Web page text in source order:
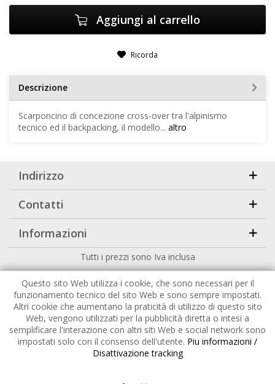
Aggiungi al carrello
Ricorda
Descrizione
Scarponcino di concezione cross-over tra l'alpinismo
tecnico ed il backpacking, il modello... altro
Indirizzo
Contatti
Informazioni
Tutti i prezzi sono Iva inclusa
Copyright2026 |HuckePackby426 - Your Digital Upgrade
Questo sito Web utilizza i cookie, che sono necessari per il
funzionamento tecnico del sito Web e sono sempre impostati.
Altri cookie che aumentano la praticità di utilizzo di questo sito
Web, vengono utilizzati per la pubblicità diretta o intesi a
semplificare l'interazione con altri siti Web e social network sono
impostati solo con il consenso dell'utente. Piu informazioni /
Disattivazione tracking